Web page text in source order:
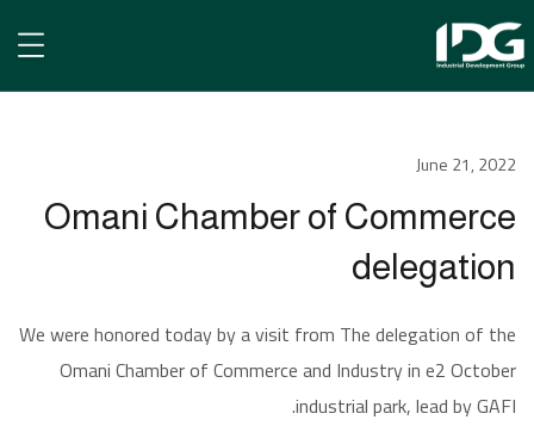
الأخبار
Omani Chamber of Commerce delegation
June 21, 2022
Omani Chamber of Commerce
delegation
We were honored today by a visit from The delegation of the
Omani Chamber of Commerce and Industry in e2 October
industrial park, lead by GAFI.